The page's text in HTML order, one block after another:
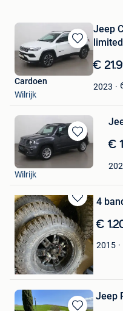
Bewaren
in
Favorieten
Jeep
€
2023
Cardoen
Wilrijk
Bewaren
in
€
Cardoen
Wilrijk
Bewaren
in
Mijn
Favorieten
4
€
2015
nelly
Tienen
Jeep